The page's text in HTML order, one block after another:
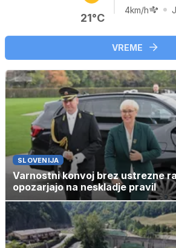
21°C
4km/h
VREME
SLOVENIJA
Varnostni konvoj brez ustrezne
opozarjajo na neskladje pravil